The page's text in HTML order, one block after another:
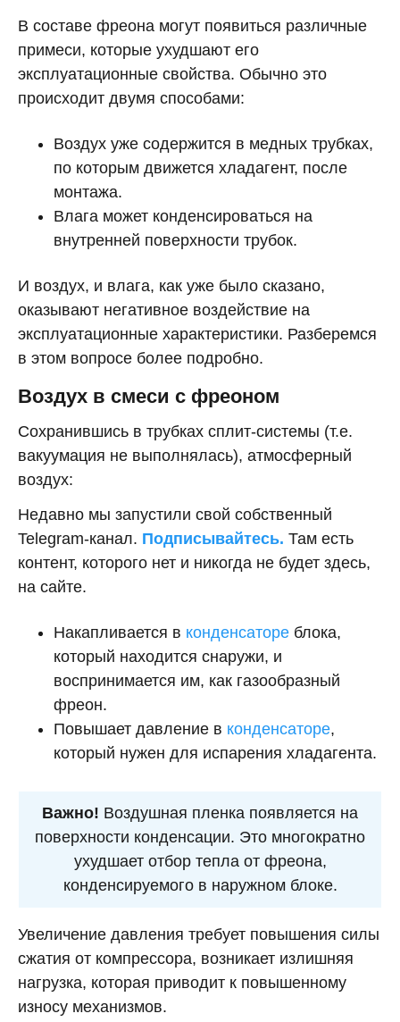
В составе фреона могут появиться различные
примеси, которые ухудшают его
эксплуатационные свойства. Обычно это
происходит двумя способами:
Воздух уже содержится в медных трубках,
по которым движется хладагент, после
монтажа.
Влага может конденсироваться на
внутренней поверхности трубок.
И воздух, и влага, как уже было сказано,
оказывают негативное воздействие на
эксплуатационные характеристики. Разберемся
в этом вопросе более подробно.
Воздух в смеси с фреоном
Сохранившись в трубках сплит-системы (т.е.
вакуумация не выполнялась), атмосферный
воздух:
Недавно мы запустили свой собственный
Telegram-канал. Подписывайтесь. Там есть
контент, которого нет и никогда не будет здесь,
на сайте.
Накапливается в конденсаторе блока,
который находится снаружи, и
воспринимается им, как газообразный
фреон.
Повышает давление в конденсаторе,
который нужен для испарения хладагента.
Важно! Воздушная пленка появляется на
поверхности конденсации. Это многократно
ухудшает отбор тепла от фреона,
конденсируемого в наружном блоке.
Увеличение давления требует повышения силы
сжатия от компрессора, возникает излишняя
нагрузка, которая приводит к повышенному
износу механизмов.